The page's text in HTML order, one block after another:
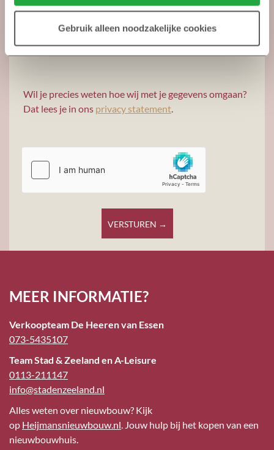
Gebruik alleen noodzakelijke cookies
Ja, ik wil me ook aanmelden voor de
Wil je precies weten hoe wij met je gegevens omgaan?
Dat lees je in ons privacy statement.
VERSTUREN →
MEER INFORMATIE?
Verkoopteam De Heeren van Essen
073-5435107
Team Stad & Zeeland en A-Leisure
0113-211147
info@stadenzeeland.nl
Alles weten over nieuwbouw? Kijk
op Heijmansnieuwbouw.nl. Jouw hulp bij het kopen van een
nieuwbouwhuis.